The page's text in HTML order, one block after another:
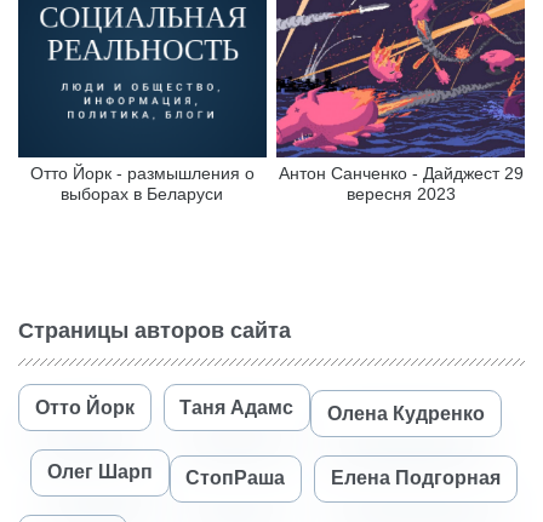
Отто Йорк - размышления о
выборах в Беларуси
Антон Санченко - Дайджест 29
вересня 2023
Страницы авторов сайта
Отто Йорк Таня Адамс Олена Кудренко
Олег Шарп СтопРаша Елена Подгорная